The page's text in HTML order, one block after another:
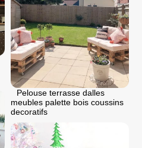
Pelouse terrasse dalles
meubles palette bois coussins
decoratifs